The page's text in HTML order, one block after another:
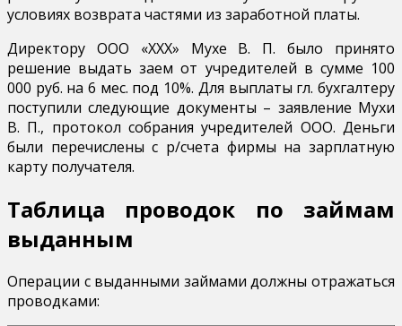
условиях возврата частями из заработной платы.
Директору ООО «ХХХ» Мухе В. П. было принято
решение выдать заем от учредителей в сумме 100
000 руб. на 6 мес. под 10%. Для выплаты гл. бухгалтеру
поступили следующие документы – заявление Мухи
В. П., протокол собрания учредителей ООО. Деньги
были перечислены с р/счета фирмы на зарплатную
карту получателя.
Таблица проводок по займам
выданным
Операции с выданными займами должны отражаться
проводками: